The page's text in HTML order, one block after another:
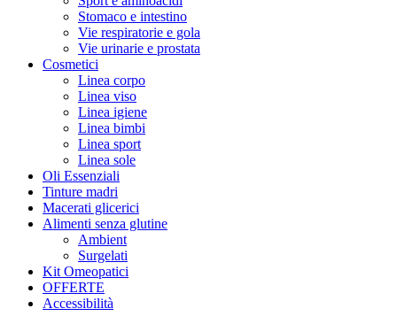
Stomaco e intestino
Vie respiratorie e gola
Vie urinarie e prostata
Cosmetici
Linea corpo
Linea viso
Linea igiene
Linea bimbi
Linea sport
Linea sole
Oli Essenziali
Tinture madri
Macerati glicerici
Alimenti senza glutine
Ambient
Surgelati
Kit Omeopatici
OFFERTE
Accessibilità